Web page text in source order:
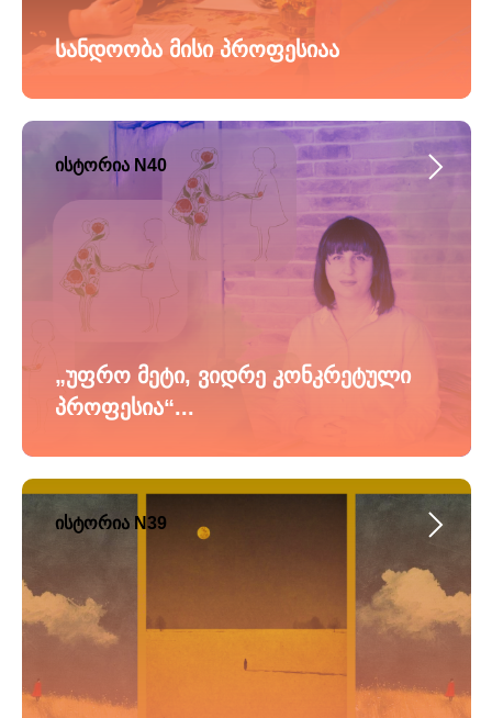
სანდოობა მისი პროფესიაა
ისტორია N40
„უფრო მეტი, ვიდრე კონკრეტული
პროფესია“...
ისტორია N39